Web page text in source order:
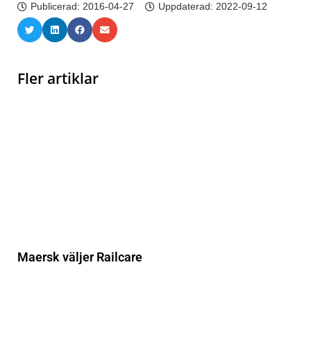
Publicerad: 2016-04-27 Uppdaterad: 2022-09-12
Fler artiklar
Maersk väljer Railcare